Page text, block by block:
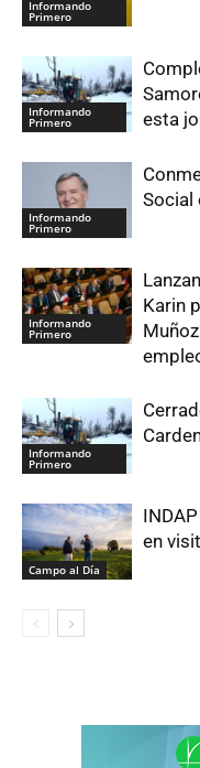
Informando
Primero
Informando
Primero
esta
Informando
Primero
Social
Informando
Primero
Karin
Informando
Primero
Campo al Día
en